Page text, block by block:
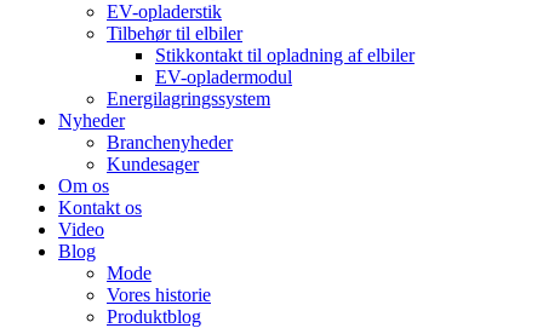
EV-opladerstik
Tilbehør til elbiler
Stikkontakt til opladning af elbiler
EV-opladermodul
Energilagringssystem
Nyheder
Branchenyheder
Kundesager
Om os
Kontakt os
Video
Blog
Mode
Vores historie
Produktblog